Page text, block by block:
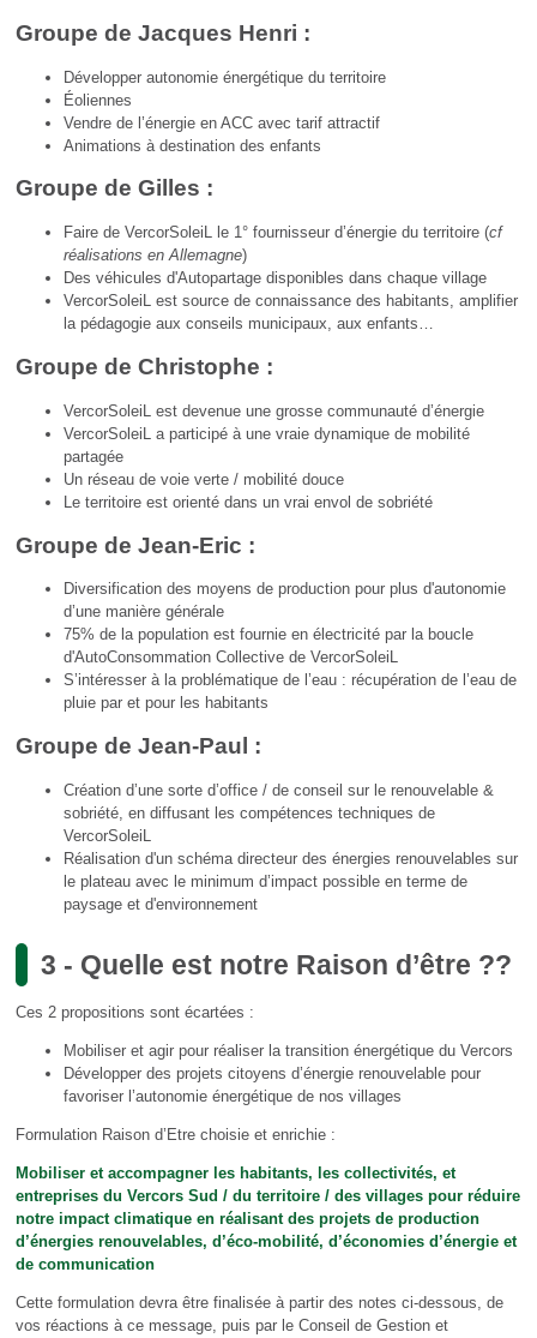
Groupe de Jacques Henri :
Développer autonomie énergétique du territoire
Éoliennes
Vendre de l’énergie en ACC avec tarif attractif
Animations à destination des enfants
Groupe de Gilles :
Faire de VercorSoleiL le 1° fournisseur d’énergie du territoire (cf
réalisations en Allemagne)
Des véhicules d'Autopartage disponibles dans chaque village
VercorSoleiL est source de connaissance des habitants, amplifier
la pédagogie aux conseils municipaux, aux enfants…
Groupe de Christophe :
VercorSoleiL est devenue une grosse communauté d’énergie
VercorSoleiL a participé à une vraie dynamique de mobilité
partagée
Un réseau de voie verte / mobilité douce
Le territoire est orienté dans un vrai envol de sobriété
Groupe de Jean-Eric :
Diversification des moyens de production pour plus d'autonomie
d’une manière générale
75% de la population est fournie en électricité par la boucle
d'AutoConsommation Collective de VercorSoleiL
S’intéresser à la problématique de l’eau : récupération de l’eau de
pluie par et pour les habitants
Groupe de Jean-Paul :
Création d’une sorte d’office / de conseil sur le renouvelable &
sobriété, en diffusant les compétences techniques de
VercorSoleiL
Réalisation d'un schéma directeur des énergies renouvelables sur
le plateau avec le minimum d’impact possible en terme de
paysage et d'environnement
3 - Quelle est notre Raison d’être ??
Ces 2 propositions sont écartées :
Mobiliser et agir pour réaliser la transition énergétique du Vercors
Développer des projets citoyens d’énergie renouvelable pour
favoriser l’autonomie énergétique de nos villages
Formulation Raison d’Etre choisie et enrichie :
Mobiliser et accompagner les habitants, les collectivités, et
entreprises du Vercors Sud / du territoire / des villages pour réduire
notre impact climatique en réalisant des projets de production
d’énergies renouvelables, d’éco-mobilité, d’économies d’énergie et
de communication
Cette formulation devra être finalisée à partir des notes ci-dessous, de
vos réactions à ce message, puis par le Conseil de Gestion et